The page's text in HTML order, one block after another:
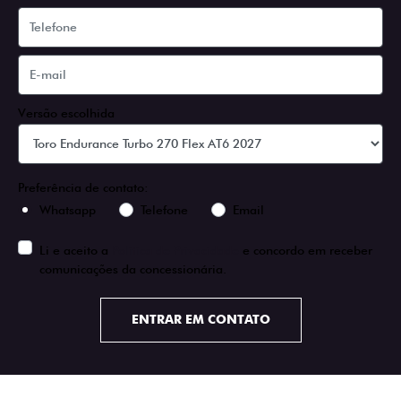
Versão escolhida
Preferência de contato:
Whatsapp
Telefone Email
Li e aceito a
e concordo em receber
comunicações da concessionária.
ENTRAR EM CONTATO